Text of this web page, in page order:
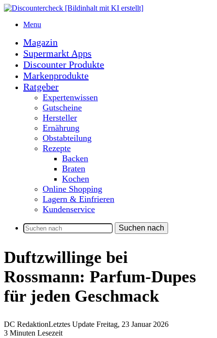
Menu
Magazin
Supermarkt Apps
Discounter Produkte
Markenprodukte
Ratgeber
Expertenwissen
Gutscheine
Hersteller
Ernährung
Obstabteilung
Rezepte
Backen
Braten
Kochen
Online Shopping
Lagern & Einfrieren
Kundenservice
Suchen nach
Duftzwillinge bei
Rossmann: Parfum-Dupes
für jeden Geschmack
DC RedaktionLetztes Update Freitag, 23 Januar 2026
3 Minuten Lesezeit